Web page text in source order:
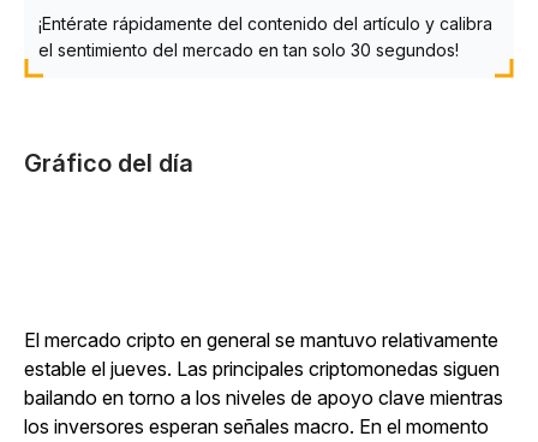
¡Entérate rápidamente del contenido del artículo y calibra
el sentimiento del mercado en tan solo 30 segundos!
Gráfico del día
El mercado cripto en general se mantuvo relativamente
estable el jueves. Las principales criptomonedas siguen
bailando en torno a los niveles de apoyo clave mientras
los inversores esperan señales macro. En el momento